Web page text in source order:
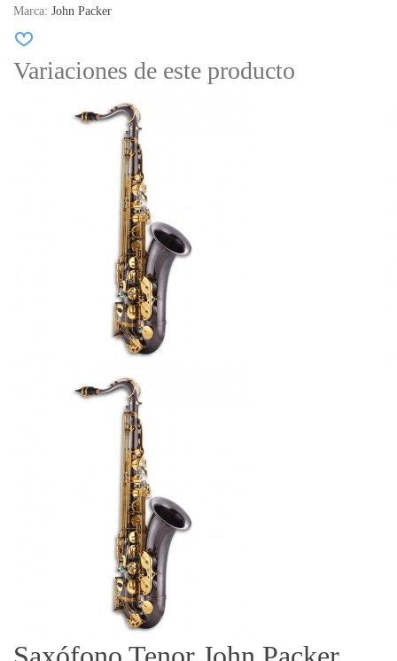
Marca: John Packer
Variaciones de este producto